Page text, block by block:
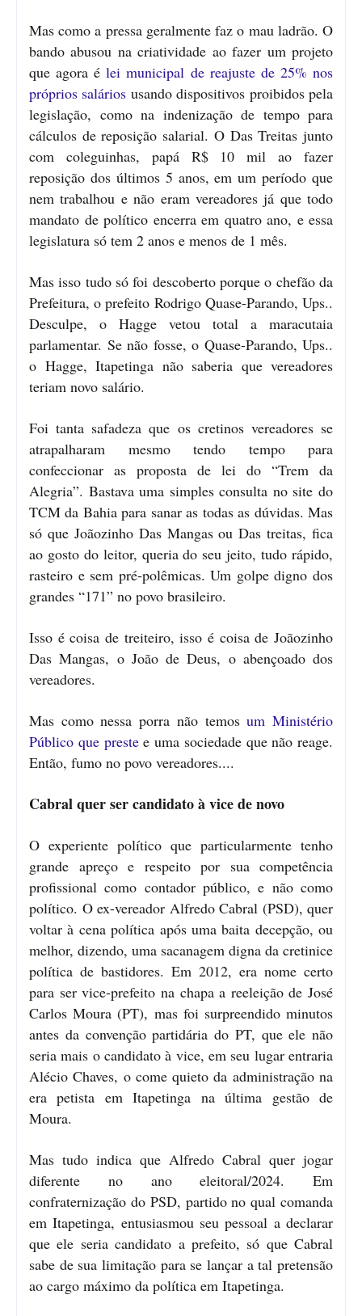
Mas como a pressa geralmente faz o mau ladrão. O
bando abusou na criatividade ao fazer um projeto
que agora élei municipal de reajuste de 25% nos
próprios salários usando dispositivos proibidos pela
legislação, como na indenização de tempo para
cálculos de reposição salarial. O Das Treitas junto
com coleguinhas, papá R$ 10 mil ao fazer
reposição dos últimos 5 anos, em um período que
nem trabalhou e não eram vereadores já que todo
mandato de político encerra em quatro ano, e essa
legislatura só tem 2 anos e menos de 1 mês.
Mas isso tudo só foi descoberto porque o chefão da
Prefeitura, o prefeito Rodrigo Quase-Parando, Ups..
Desculpe, o Hagge vetou total a maracutaia
parlamentar. Se não fosse, o Quase-Parando, Ups..
o Hagge, Itapetinga não saberia que vereadores
teriam novo salário.
Foi tanta safadeza que os cretinos vereadores se
atrapalharam mesmo tendo tempo para
confeccionar as proposta de lei do “Trem da
Alegria”. Bastava uma simples consulta no site do
TCM da Bahia para sanar as todas as dúvidas. Mas
só que Joãozinho Das Mangas ou Das treitas, fica
ao gosto do leitor, queria do seu jeito, tudo rápido,
rasteiro e sem pré-polêmicas. Um golpe digno dos
grandes “171” no povo brasileiro.
Isso é coisa de treiteiro, isso é coisa de Joãozinho
Das Mangas, o João de Deus, o abençoado dos
vereadores.
Mas como nessa porra não temosum Ministério
Público que prestee uma sociedade que não reage.
Então, fumo no povo vereadores....
Cabral quer ser candidato à vice de novo
O experiente político que particularmente tenho
grande apreço e respeito por sua competência
profissional como contador público, e não como
político. O ex-vereador Alfredo Cabral (PSD), quer
voltar à cena política após uma baita decepção, ou
melhor, dizendo, uma sacanagem digna da cretinice
política de bastidores. Em 2012, era nome certo
para ser vice-prefeito na chapa a reeleição de José
Carlos Moura (PT), mas foi surpreendido minutos
antes da convenção partidária do PT, que ele não
seria mais o candidato à vice, em seu lugar entraria
Alécio Chaves, o come quieto da administração na
era petista em Itapetinga na última gestão de
Moura.
Mas tudo indica que Alfredo Cabral quer jogar
diferente no ano eleitoral/2024. Em
confraternização do PSD, partido no qual comanda
em Itapetinga, entusiasmou seu pessoal a declarar
que ele seria candidato a prefeito, só que Cabral
sabe de sua limitação para se lançar a tal pretensão
ao cargo máximo da política em Itapetinga.